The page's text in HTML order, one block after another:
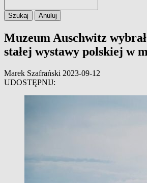
Szukaj Anuluj
Muzeum Auschwitz
stałej wystawy polskiej w
Marek Szafrański 2023-09-12
UDOSTĘPNIJ: